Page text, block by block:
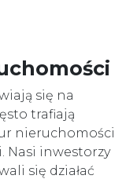
się na
trafiają
nieruchomości
Nasi inwestorzy
się działać